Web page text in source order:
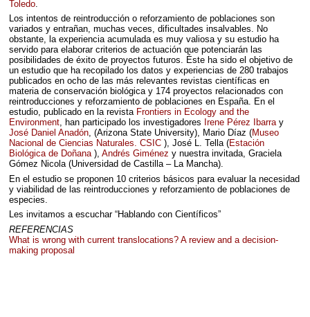
Toledo.
Los intentos de reintroducción o reforzamiento de poblaciones son
variados y entrañan, muchas veces, dificultades insalvables. No
obstante, la experiencia acumulada es muy valiosa y su estudio ha
servido para elaborar criterios de actuación que potenciarán las
posibilidades de éxito de proyectos futuros. Éste ha sido el objetivo de
un estudio que ha recopilado los datos y experiencias de 280 trabajos
publicados en ocho de las más relevantes revistas científicas en
materia de conservación biológica y 174 proyectos relacionados con
reintroducciones y reforzamiento de poblaciones en España. En el
estudio, publicado en la revista Frontiers in Ecology and the
Environment, han participado los investigadores Irene Pérez Ibarray
José Daniel Anadón, (Arizona State University), Mario Díaz (Museo
Nacional de Ciencias Naturales. CSIC), José L. Tella (Estación
Biológica de Doñana), Andrés Giménez y nuestra invitada, Graciela
Gómez Nicola (Universidad de Castilla – La Mancha).
En el estudio se proponen 10 criterios básicos para evaluar la necesidad
y viabilidad de las reintroducciones y reforzamiento de poblaciones de
especies.
Les invitamos a escuchar “Hablando con Científicos”
REFERENCIAS
What is wrong with current translocations? A review and a decision-
making proposal